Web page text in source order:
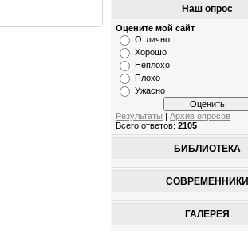
Наш опрос
Оцените мой сайт
Отлично
Хорошо
Неплохо
Плохо
Ужасно
Результаты |Архив опросов
Всего ответов:2105
БИБЛИОТЕКА
СОВРЕМЕННИКИ
ГАЛЕРЕЯ